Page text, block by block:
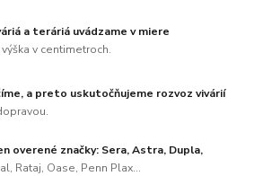
a teráriá uvádzame v miere
v centimetroch.
a preto uskutočňujeme rozvoz vivárií
overené značky: Sera, Astra, Dupla,
Rataj, Oase, Penn Plax...